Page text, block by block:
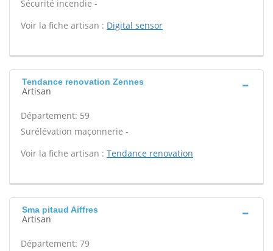
Sécurité incendie -
Voir la fiche artisan : Digital sensor
Tendance renovation Zennes
Artisan
Département: 59
Surélévation maçonnerie -
Voir la fiche artisan : Tendance renovation
Sma pitaud Aiffres
Artisan
Département: 79